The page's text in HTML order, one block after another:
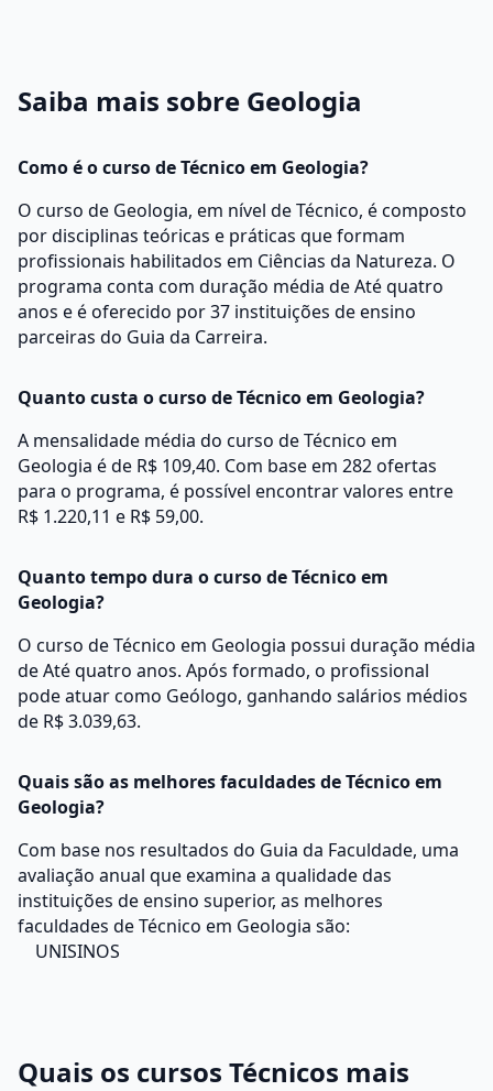
Saiba mais sobre Geologia
Como é o curso de Técnico em Geologia?
O curso de Geologia, em nível de Técnico, é composto
por disciplinas teóricas e práticas que formam
profissionais habilitados em Ciências da Natureza. O
programa conta com duração média de Até quatro
anos e é oferecido por 37 instituições de ensino
parceiras do Guia da Carreira.
Quanto custa o curso de Técnico em Geologia?
A mensalidade média do curso de Técnico em
Geologia é de R$ 109,40. Com base em 282 ofertas
para o programa, é possível encontrar valores entre
R$ 1.220,11 e R$ 59,00.
Quanto tempo dura o curso de Técnico em
Geologia?
O curso de Técnico em Geologia possui duração média
de Até quatro anos. Após formado, o profissional
pode atuar como Geólogo, ganhando salários médios
de R$ 3.039,63.
Quais são as melhores faculdades de Técnico em
Geologia?
Com base nos resultados do Guia da Faculdade, uma
avaliação anual que examina a qualidade das
instituições de ensino superior, as melhores
faculdades de Técnico em Geologia são:
UNISINOS
Quais os cursos Técnicos mais